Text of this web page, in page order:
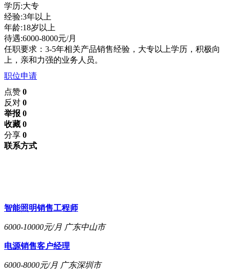
学历:大专
经验:3年以上
年龄:18岁以上
待遇:6000-8000元/月
任职要求：3-5年相关产品销售经验，大专以上学历，积极向
上，亲和力强的业务人员。
职位申请
点赞 0
反对 0
举报 0
收藏 0
分享 0
联系方式
智能照明销售工程师
6000-10000元/月 广东中山市
电源销售客户经理
6000-8000元/月 广东深圳市